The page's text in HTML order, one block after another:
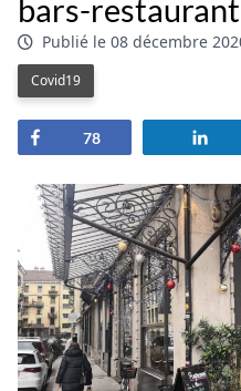
bars-
Publié le 08 décembre
Covid19
Partagez
78